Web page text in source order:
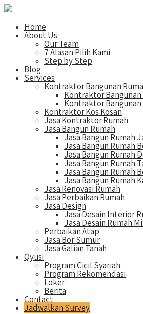
Home
About Us
Our Team
7 Alasan Pilih Kami
Step by Step
Blog
Services
Kontraktor Bangunan
Kontraktor
Kontraktor Bangunan
Kontraktor Kos Kosan
Jasa Kontraktor Rumah
Jasa Bangun Rumah
Jasa Bangun Rumah
Jasa Bangun Rumah
Jasa Bangun Rumah
Jasa Bangun Rumah
Jasa Bangun Rumah
Jasa Bangun Rumah
Jasa Renovasi Rumah
Jasa Perbaikan Rumah
Jasa Design
Jasa Desain Interior
Jasa Desain Rumah
Perbaikan Atap
Jasa Bor Sumur
Jasa Galian Tanah
Qyusi
Program Cicil Syariah
Program Rekomendasi
Loker
Berita
Contact
Jadwalkan Survey